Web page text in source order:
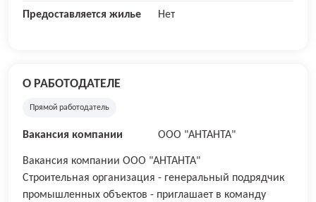
Предоставляется жилье Нет
О РАБОТОДАТЕЛЕ
Прямой работодатель
Вакансия компании ООО "АНТАНТА"
Вакансия компании ООО "АНТАНТА"
Строительная организация - генеральный подрядчик
промышленных объектов - приглашает в команду